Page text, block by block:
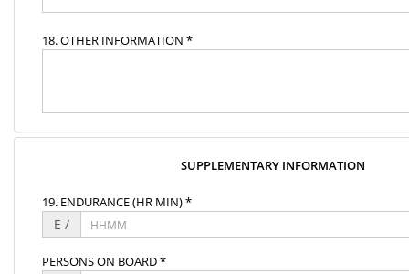
18. OTHER INFORMATION *
SUPPLEMENTARY INFORMATION
19. ENDURANCE (HR MIN) *
E /
PERSONS ON BOARD *